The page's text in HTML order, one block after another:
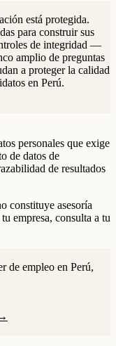
está protegida.
para construir sus
de integridad —
amplio de preguntas
a proteger la calidad
en Perú.
personales que exige
de datos de
de resultados
constituye asesoría
empresa, consulta a tu
de empleo en Perú,